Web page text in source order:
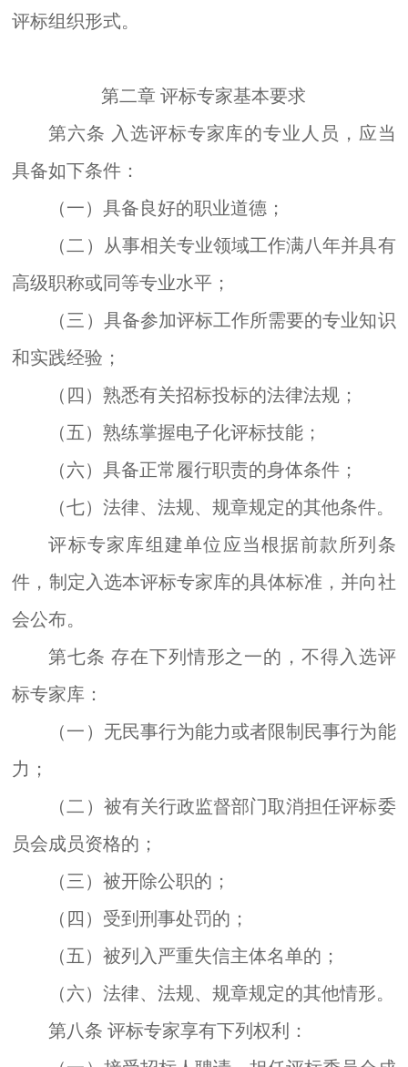
评标组织形式。
第二章 评标专家基本要求
第六条 入选评标专家库的专业人员，应当
具备如下条件：
（一）具备良好的职业道德；
（二）从事相关专业领域工作满八年并具有
高级职称或同等专业水平；
（三）具备参加评标工作所需要的专业知识
和实践经验；
（四）熟悉有关招标投标的法律法规；
（五）熟练掌握电子化评标技能；
（六）具备正常履行职责的身体条件；
（七）法律、法规、规章规定的其他条件。
评标专家库组建单位应当根据前款所列条
件，制定入选本评标专家库的具体标准，并向社
会公布。
第七条 存在下列情形之一的，不得入选评
标专家库：
（一）无民事行为能力或者限制民事行为能
力；
（二）被有关行政监督部门取消担任评标委
员会成员资格的；
（三）被开除公职的；
（四）受到刑事处罚的；
（五）被列入严重失信主体名单的；
（六）法律、法规、规章规定的其他情形。
第八条 评标专家享有下列权利：